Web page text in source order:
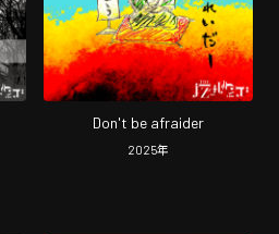
Don't be afraider
2025年